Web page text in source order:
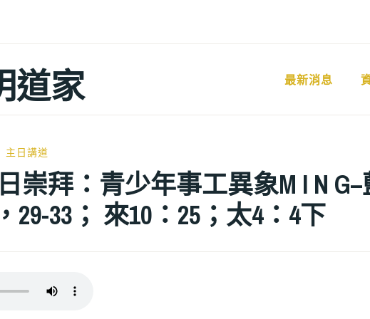
道家 最新消息
主日講道
崇拜：青少年事工異象M I N
29-33； 來10：25；太4：4下